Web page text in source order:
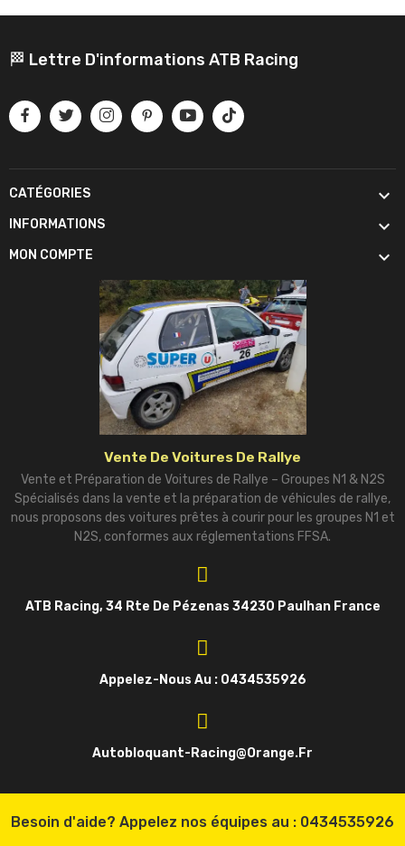
🏁 Lettre D'informations ATB Racing
CATÉGORIES 
INFORMATIONS 
MON COMPTE 
Vente De Voitures De Rallye
Vente et Préparation de Voitures de Rallye – Groupes N1 & N2S
Spécialisés dans la vente et la préparation de véhicules de rallye,
nous proposons des voitures prêtes à courir pour les groupes N1 et
N2S, conformes aux réglementations FFSA.
ATB Racing, 34 Rte De Pézenas 34230 Paulhan France
Appelez-Nous Au : 0434535926
Autobloquant-Racing@orange.fr
Besoin d'aide? Appelez nos équipes au : 0434535926